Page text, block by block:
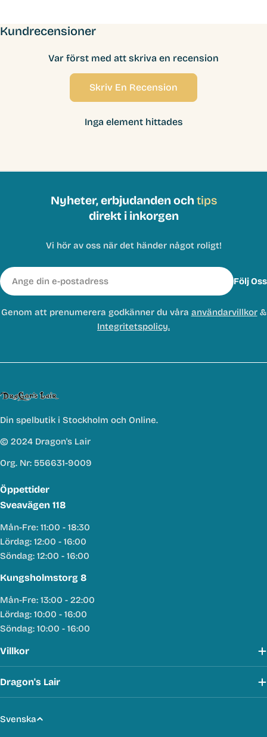
Kundrecensioner
Var först med att skriva en recension
Skriv En Recension
Inga element hittades
Nyheter, erbjudanden ochtips
direkt i inkorgen
Vi hör av oss när det händer något roligt!
E-
post
Följ Oss
Genom att prenumerera godkänner du våra användarvillkor&
Integritetspolicy.
Din spelbutik i Stockholm och Online.
© 2024 Dragon's Lair
Org. Nr: 556631-9009
Öppettider
Sveavägen 118
Mån-Fre: 11:00 - 18:30
Lördag: 12:00 - 16:00
Söndag: 12:00 - 16:00
Kungsholmstorg 8
Mån-Fre: 13:00 - 22:00
Lördag: 10:00 - 16:00
Söndag: 10:00 - 16:00
Villkor
Dragon's Lair
S
Svenska